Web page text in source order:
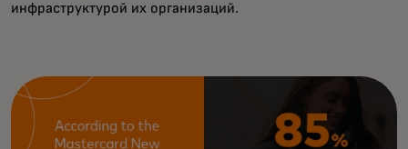
инфраструктурой их организаций.